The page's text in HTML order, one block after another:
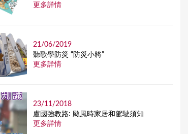
更多詳情
21/06/2019
聽歌學防災 “防災小將”
更多詳情
23/11/2018
盧國強教路: 颱風時家居和駕駛須知
更多詳情